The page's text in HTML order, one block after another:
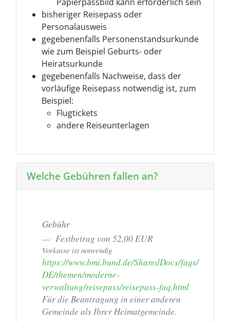
bisheriger Reisepass oder
Personalausweis
gegebenenfalls Personenstandsurkunde
wie zum Beispiel Geburts- oder
Heiratsurkunde
gegebenenfalls Nachweise, dass der
vorläufige Reisepass notwendig ist, zum
Beispiel:
Flugtickets
andere Reiseunterlagen
Welche Gebühren fallen an?
Gebühr
Festbetrag von 52,00 EUR
Vorkasse ist notwendig
https://www.bmi.bund.de/SharedDocs/faqs/
DE/themen/moderne-
verwaltung/reisepass/reisepass-faq.html
Für die Beantragung in einer anderen
Gemeinde als Ihrer Heimatgemeinde.